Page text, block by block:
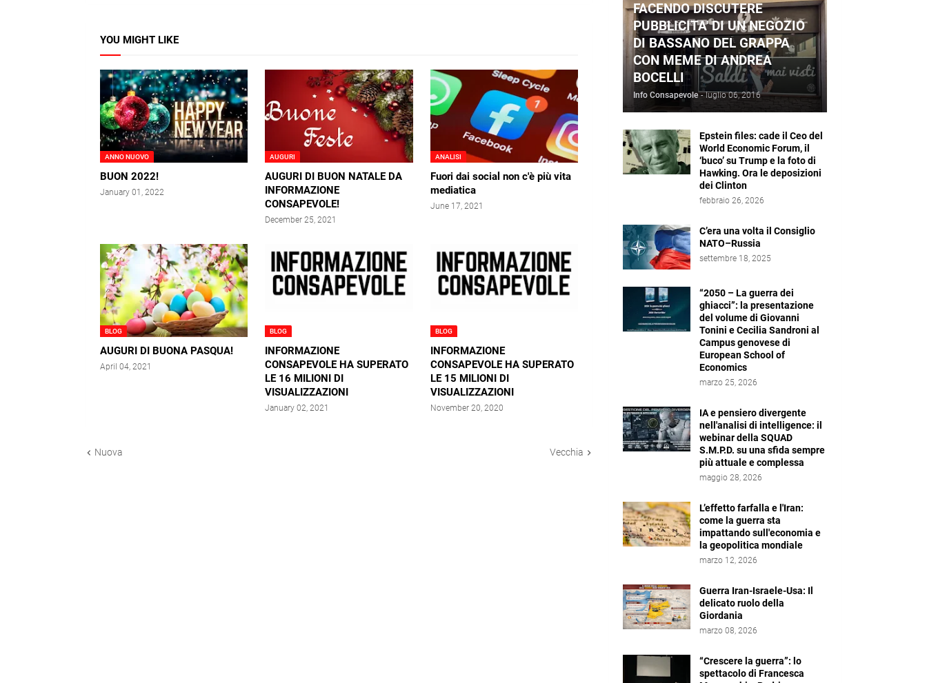
YOU MIGHT LIKE
ANNO NUOVO
BUON 2022!
January 01, 2022
AUGURI
AUGURI DI BUON NATALE DA
INFORMAZIONE
CONSAPEVOLE!
December 25, 2021
ANALISI
Fuori dai social non c'è più vita
mediatica
June 17, 2021
BLOG
AUGURI DI BUONA PASQUA!
April 04, 2021
BLOG
INFORMAZIONE
CONSAPEVOLE HA SUPERATO
LE 16 MILIONI DI
VISUALIZZAZIONI
January 02, 2021
BLOG
INFORMAZIONE
CONSAPEVOLE HA SUPERATO
LE 15 MILIONI DI
VISUALIZZAZIONI
November 20, 2020
Nuova Vecchia
FACENDO DISCUTERE
PUBBLICITA' DI UN NEGOZIO
DI BASSANO DEL GRAPPA
CON MEME DI ANDREA
BOCELLI
Info Consapevole - luglio 06, 2016
Epstein files: cade il Ceo del
World Economic Forum, il
‘buco’ su Trump e la foto di
Hawking. Ora le deposizioni
dei Clinton
febbraio 26, 2026
C’era una volta il Consiglio
NATO–Russia
settembre 18, 2025
“2050 – La guerra dei
ghiacci”: la presentazione
del volume di Giovanni
Tonini e Cecilia Sandroni al
Campus genovese di
European School of
Economics
marzo 25, 2026
IA e pensiero divergente
nell'analisi di intelligence: il
webinar della SQUAD
S.M.P.D. su una sfida sempre
più attuale e complessa
maggio 28, 2026
L’effetto farfalla e l'Iran:
come la guerra sta
impattando sull'economia e
la geopolitica mondiale
marzo 12, 2026
Guerra Iran-Israele-Usa: Il
delicato ruolo della
Giordania
marzo 08, 2026
“Crescere la guerra”: lo
spettacolo di Francesca